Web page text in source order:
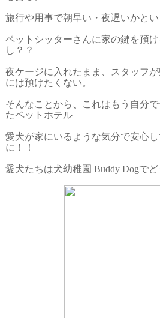
旅行や用事で朝早い・夜遅いかと
ペットシッターさんに家の鍵を預
し？？
夜ケージに入れたまま、スタッフ
には預けたくない。
そんなことから、これはもう自分
たペットホテル
愛犬が家にいるような気分で安心
に！！
愛犬たちは犬幼稚園 Buddy Dogで